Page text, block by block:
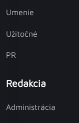
Umenie
Užitočné
PR
Redakcia
Administrácia